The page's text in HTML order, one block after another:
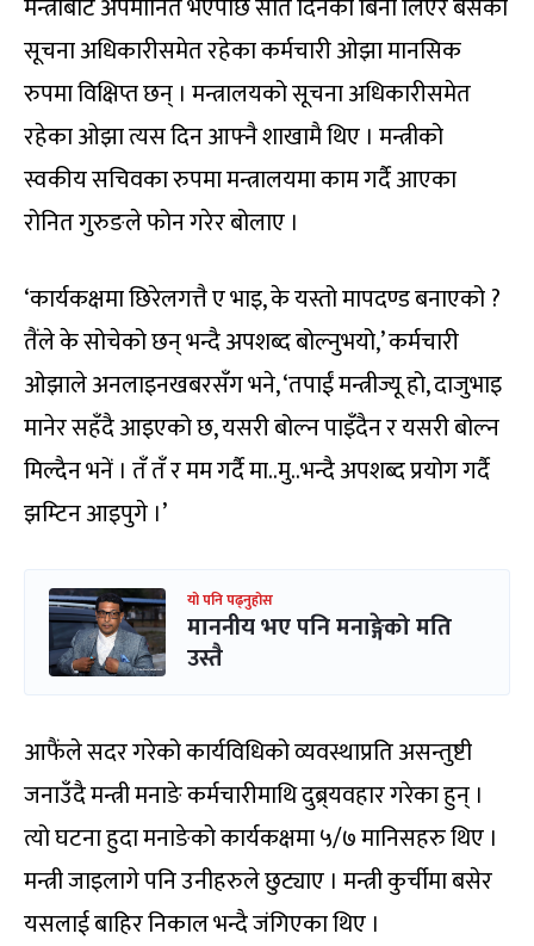
सूचना अधिकारीसमेत रहेका कर्मचारी ओझा मानसिक
रुपमा विक्षिप्त छन् । मन्त्रालयको सूचना अधिकारीसमेत
रहेका ओझा त्यस दिन आफ्नै शाखामै थिए । मन्त्रीको
स्वकीय सचिवका रुपमा मन्त्रालयमा काम गर्दै आएका
रोनित गुरुङले फोन गरेर बोलाए ।
‘कार्यकक्षमा छिरेलगत्तै ए भाइ, के यस्तो मापदण्ड बनाएको ?
तैंले के सोचेको छन् भन्दै अपशब्द बोल्नुभयो,’ कर्मचारी
ओझाले अनलाइनखबरसँग भने, ‘तपाईं मन्त्रीज्यू हो, दाजुभाइ
मानेर सहँदै आइएको छ, यसरी बोल्न पाइँदैन र यसरी बोल्न
मिल्दैन भनें । तँ तँ र मम गर्दै मा..मु..भन्दै अपशब्द प्रयोग गर्दै
झम्टिन आइपुगे ।’
यो पनि पढ्नुहोस
माननीय भए पनि मनाङ्गेको मति
उस्तै
आफैंले सदर गरेको कार्यविधिको व्यवस्थाप्रति असन्तुष्टी
जनाउँदै मन्त्री मनाङे कर्मचारीमाथि दुब्र्यवहार गरेका हुन् ।
त्यो घटना हुदा मनाङेको कार्यकक्षमा ५/७ मानिसहरु थिए ।
मन्त्री जाइलागे पनि उनीहरुले छुट्याए । मन्त्री कुर्चीमा बसेर
यसलाई बाहिर निकाल भन्दै जंगिएका थिए ।